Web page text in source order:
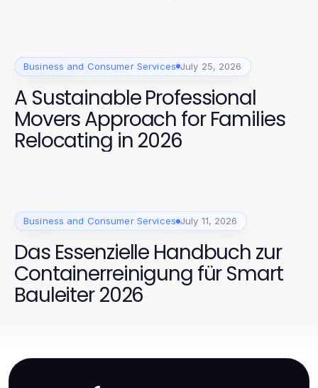
Business and Consumer Services July 25, 2026
A Sustainable Professional
Movers Approach for Families
Relocating in 2026
Business and Consumer Services July 11, 2026
Das Essenzielle Handbuch zur
Containerreinigung für Smart
Bauleiter 2026